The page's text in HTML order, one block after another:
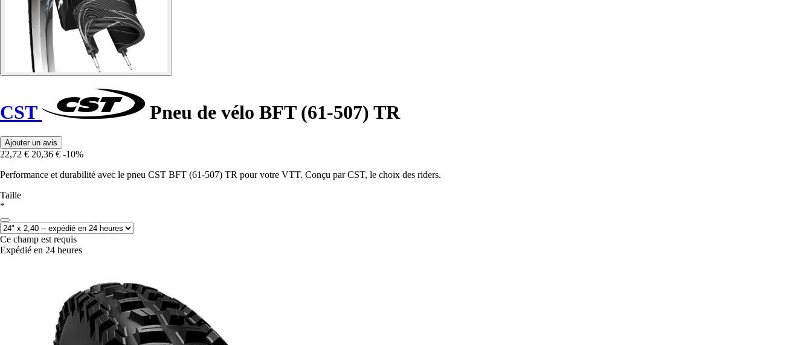
CST Pneu de vélo BFT (61-507) TR
Ajouter un avis
22,72 € 20,36 € -10%
Performance et durabilité avec le pneu CST BFT (61-507) TR pour votre VTT. Conçu par CST, le choix des riders.
Taille
*
Ce champ est requis
Expédié en 24 heures